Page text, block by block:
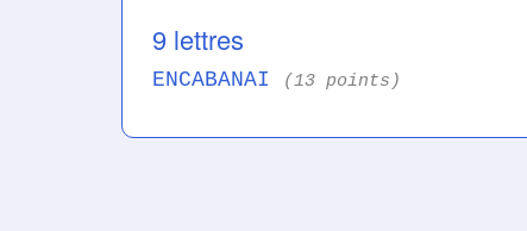
9 lettres
ENCABANAI (13 points)